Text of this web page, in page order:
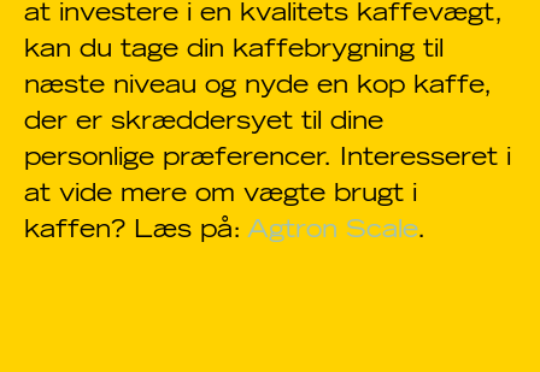
at investere i en kvalitets kaffevægt,
kan du tage din kaffebrygning til
næste niveau og nyde en kop kaffe,
der er skræddersyet til dine
personlige præferencer. Interesseret i
at vide mere om vægte brugt i
kaffen? Læs på: Agtron Scale.